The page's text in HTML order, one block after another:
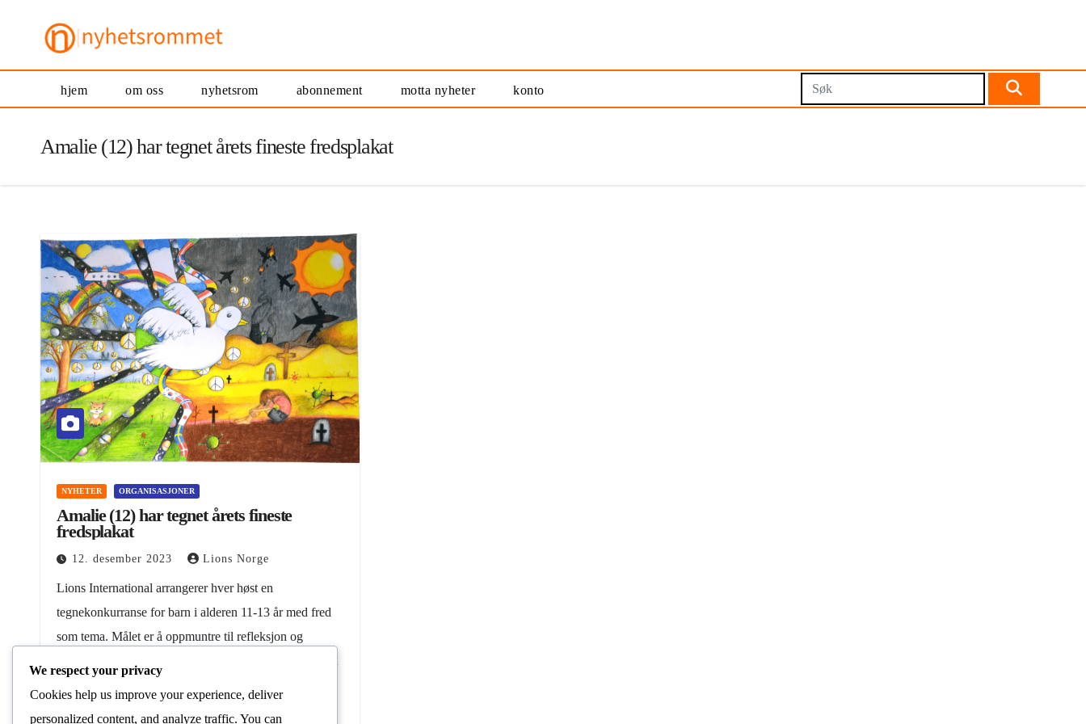
hjem om oss nyhetsrom abonnement motta nyheter konto
Amalie (12) har tegnet årets fineste fredsplakat
NYHETER ORGANISASJONER
Amalie (12) har tegnet årets fineste
fredsplakat
12. desember 2023 Lions Norge
Lions International arrangerer hver høst en
tegnekonkurranse for barn i alderen 11-13 år med fred
som tema. Målet er å oppmuntre til refleksjon og
We respect your privacy
Cookies help us improve your experience, deliver
personalized content, and analyze traffic. You can